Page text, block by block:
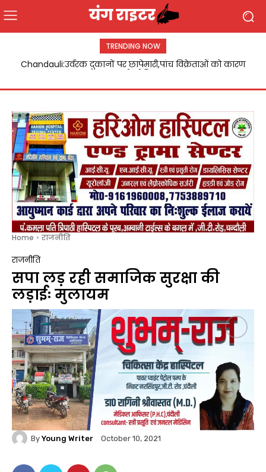
TRENDING NOW
Chandauli:उर्वरक दुकानों पर छापेमारी,पांच विक्रेताओं को कारण
Home राजनीति
राजनीति
सपा लड़ रही समाजिक सुरक्षा की
लड़ाईः मुलायम
By Young Writer October 10, 2021